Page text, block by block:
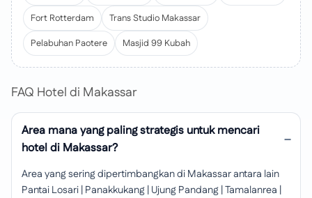
Fort Rotterdam
Trans Studio Makassar
Pelabuhan Paotere
Masjid 99 Kubah
FAQ Hotel di Makassar
Area mana yang paling strategis untuk mencari
hotel di Makassar?
Area yang sering dipertimbangkan di Makassar antara lain
Pantai Losari | Panakkukang | Ujung Pandang | Tamalanrea |